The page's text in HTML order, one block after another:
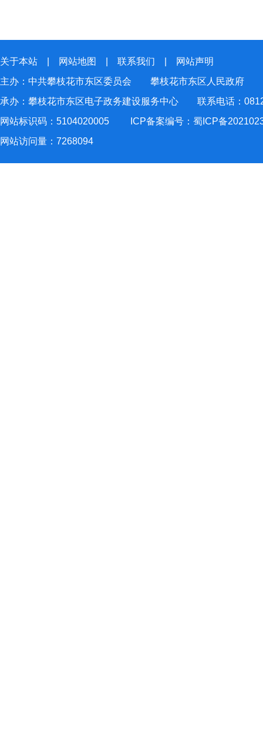
关于本站 网站地图 联系我们
网站声明
主办：中共攀枝花市东区委员会 攀枝花市东区人民政府
承办：攀枝花市东区电子政务建设服务中心 联系电话：
网站标识码：5104020005
ICP备案编号：蜀ICP备
网站访问量： 7268094